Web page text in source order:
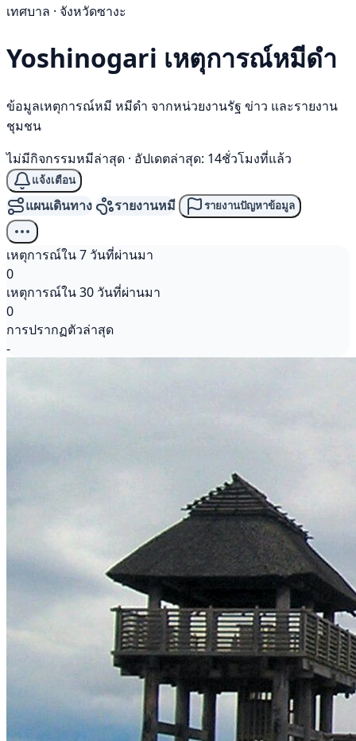
เทศบาล · จังหวัดซางะ
Yoshinogari เหตุการณ์หมีดำ
ข้อมูลเหตุการณ์หมี หมีดำ จากหน่วยงานรัฐ ข่าว และรายงาน
ชุมชน
ไม่มีกิจกรรมหมีล่าสุด · อัปเดตล่าสุด: 14ชั่วโมงที่แล้ว
แจ้งเตือน
แผนเดินทาง รายงานหมี รายงานปัญหาข้อมูล
เหตุการณ์ใน 7 วันที่ผ่านมา
0
เหตุการณ์ใน 30 วันที่ผ่านมา
0
การปรากฏตัวล่าสุด
-